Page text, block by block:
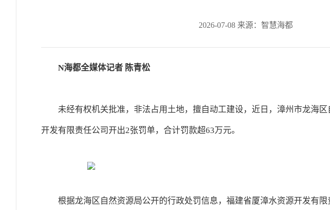
2026-07-08 来源：智慧海都
N海都全媒体记者 陈青松
未经有权机关批准，非法占用土地，擅自动工建设，近日，漳州市龙海
开发有限责任公司开出2张罚单，合计罚款超63万元。
根据龙海区自然资源局公开的行政处罚信息，福建省厦漳水资源开发有